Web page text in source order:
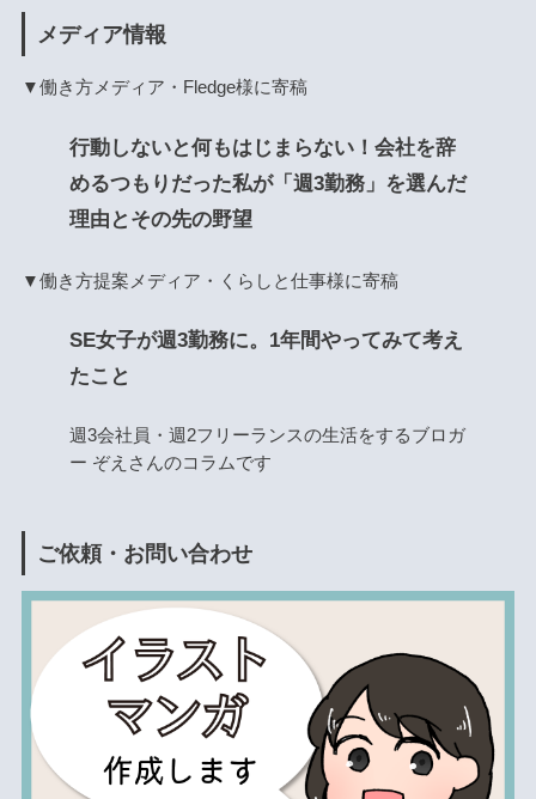
メディア情報
▼働き方メディア・Fledge様に寄稿
行動しないと何もはじまらない！会社を辞
めるつもりだった私が「週3勤務」を選んだ
理由とその先の野望
▼働き方提案メディア・くらしと仕事様に寄稿
SE女子が週3勤務に。1年間やってみて考え
たこと
週3会社員・週2フリーランスの生活をするブロガ
ー ぞえさんのコラムです
ご依頼・お問い合わせ